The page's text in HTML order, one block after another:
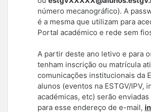
número mecanográfico). A
é a mesma que utilizam para
Portal académico e rede sem
A partir deste ano letivo e para
tenham inscrição ou matrícula
comunicações institucionais da
alunos (eventos na ESTGV/IPV,
académicas, etc) serão
para esse endereço de e-mail,